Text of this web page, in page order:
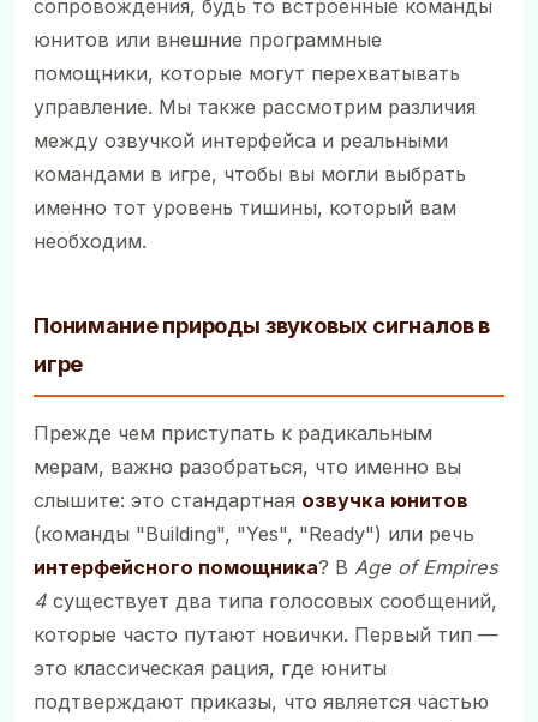
сопровождения, будь то встроенные команды
юнитов или внешние программные
помощники, которые могут перехватывать
управление. Мы также рассмотрим различия
между озвучкой интерфейса и реальными
командами в игре, чтобы вы могли выбрать
именно тот уровень тишины, который вам
необходим.
Понимание природы звуковых сигналов в
игре
Прежде чем приступать к радикальным
мерам, важно разобраться, что именно вы
слышите: это стандартная озвучка юнитов
(команды "Building", "Yes", "Ready") или речь
интерфейсного помощника? В Age of Empires
4 существует два типа голосовых сообщений,
которые часто путают новички. Первый тип —
это классическая рация, где юниты
подтверждают приказы, что является частью